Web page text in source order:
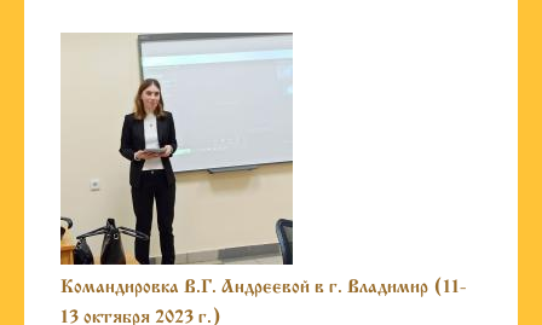
Командировка В.Г. Андреевой в г. Владимир (11-
13 октября 2023 г.)